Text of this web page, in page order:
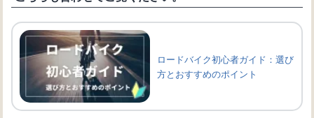
ロードバイク初心者ガイド：選び
方とおすすめのポイント